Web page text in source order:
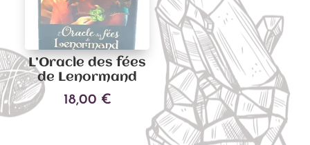
L’Oracle des fées
de Lenormand
18,00 €